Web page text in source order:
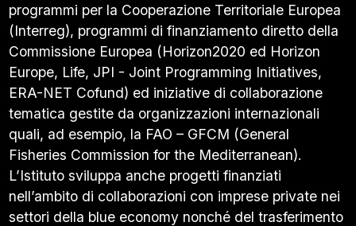
programmi per la Cooperazione Territoriale Europea
(Interreg), programmi di finanziamento diretto della
Commissione Europea (Horizon2020 ed Horizon
Europe, Life, JPI - Joint Programming Initiatives,
ERA-NET Cofund) ed iniziative di collaborazione
tematica gestite da organizzazioni internazionali
quali, ad esempio, la FAO – GFCM (General
Fisheries Commission for the Mediterranean).
L’Istituto sviluppa anche progetti finanziati
nell’ambito di collaborazioni con imprese private nei
settori della blue economy nonché del trasferimento